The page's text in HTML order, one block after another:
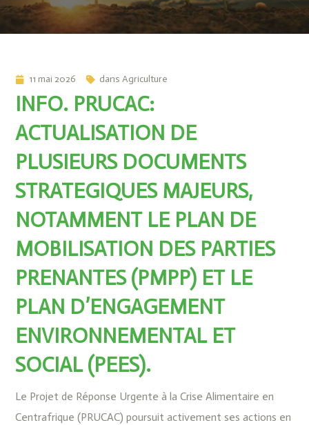
11 mai 2026 dansAgriculture
INFO. PRUCAC:
ACTUALISATION DE
PLUSIEURS DOCUMENTS
STRATEGIQUES MAJEURS,
NOTAMMENT LE PLAN DE
MOBILISATION DES PARTIES
PRENANTES (PMPP) ET LE
PLAN D’ENGAGEMENT
ENVIRONNEMENTAL ET
SOCIAL (PEES).
Le Projet de Réponse Urgente à la Crise Alimentaire en
Centrafrique (PRUCAC) poursuit activement ses actions en